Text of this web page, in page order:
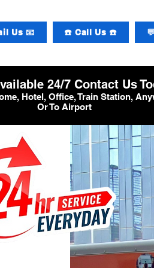
Us 📧 ☎️ Call Us ☎️
24/7 Contact Us
Hotel, Office, Train Station,
Or To Airport